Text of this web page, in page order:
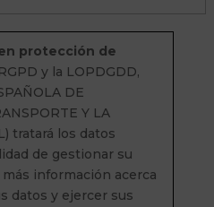
protección de
y la LOPDGDD,
DE
Y LA
tratará los datos
de gestionar su
información acerca
datos y ejercer sus